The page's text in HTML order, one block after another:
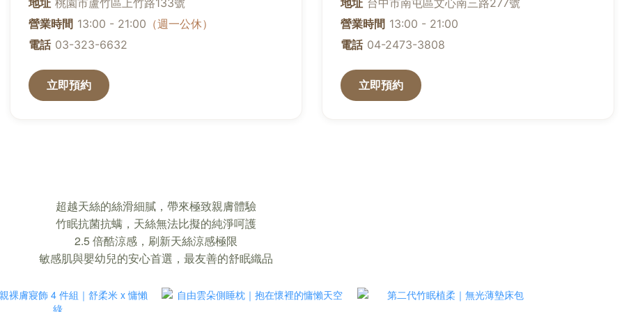
超越天絲的絲滑細膩，帶來極致親膚體驗
竹眠抗菌抗螨，天絲無法比擬的純淨呵護
2.5 倍酷涼感，刷新天絲涼感極限
敏感肌與嬰幼兒的安心首選，最友善的舒眠織品